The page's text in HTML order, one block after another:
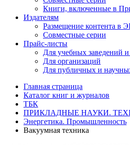
Книги, включенные в
Издателям
Размещение контента в
Совместные серии
Прайс-листы
Для учебных заведений
Для организаций
Для публичных и
Главная страница
Каталог книг и журналов
ТБК
ПРИКЛАДНЫЕ НАУКИ.
Энергетика. Промышленность
Вакуумная техника